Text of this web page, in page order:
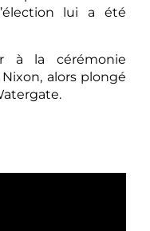
lui a été
à la cérémonie
alors plongé